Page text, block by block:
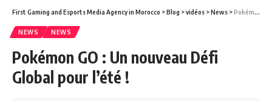
First Gaming and Esports Media Agency in Morocco >Blog >vidéos >News >Pokémon GO : Un nouveau Défi Global pour l’été !
NEWS NEWS
Pokémon GO : Un nouveau Défi
Global pour l’été !